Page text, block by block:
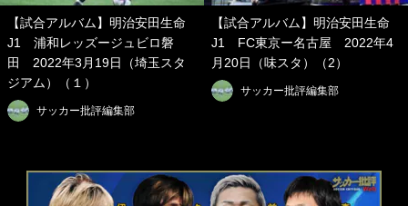
【試合アルバム】明治安田生命
J1 浦和レッズージュビロ磐
田 2022年3月19日（埼玉スタ
ジアム）（１）
サッカー批評編集部
【試合アルバム】明治安田生命
J1 FC東京ー名古屋 2022年4
月20日（味スタ）（2）
サッカー批評編集部